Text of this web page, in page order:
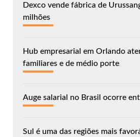
Dexco vende fábrica de
milhões
Hub empresarial em Orlando
familiares e de médio porte
Auge salarial no Brasil ocorre
Sul é uma das regiões mais